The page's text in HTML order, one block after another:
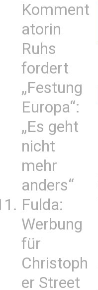
Komment
atorin
Ruhs
fordert
„Festung
Europa“:
„Es geht
nicht
mehr
anders“
Fulda:
Werbung
für
Christoph
er Street